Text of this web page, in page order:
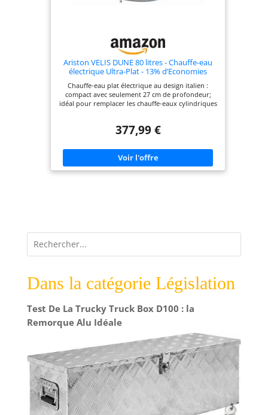
Ariston VELIS DUNE 80 litres - Chauffe-eau
électrique Ultra-Plat - 13% d’Economies
d’Energie - Conçu et fabriqué pour être
installé en France.
Chauffe-eau plat électrique au design italien :
compact avec seulement 27 cm de profondeur;
idéal pour remplacer les chauffe-eaux cylindriques
Économies d’énergie Eco Evo : fonction intelligente
consommation; jusqu’à 15% d’économie d’énergie;
classe énergétique B, idéal pour foyers de 3 à 4
personnes Confort et rapidité : chauffe deux fois
plus rapide qu’un chauffe-eau traditionnel;
garantie : conforme aux normes NF et CE; garantie
de 2 ans sur les pièces, main-d'œuvre et
377,99 €
Dans la catégorie Législation
Test De La Trucky Truck Box D100 : la
Remorque Alu Idéale